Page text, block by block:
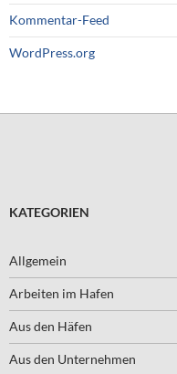
Kommentar-Feed
WordPress.org
KATEGORIEN
Allgemein
Arbeiten im Hafen
Aus den Häfen
Aus den Unternehmen